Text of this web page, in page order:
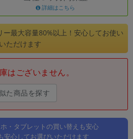
詳細はこちら
最大容量80%以上！安心してお使い
いただけます
はございません。
た商品を探す
・タブレットの買い替えも安心
安心してお選びいただけます